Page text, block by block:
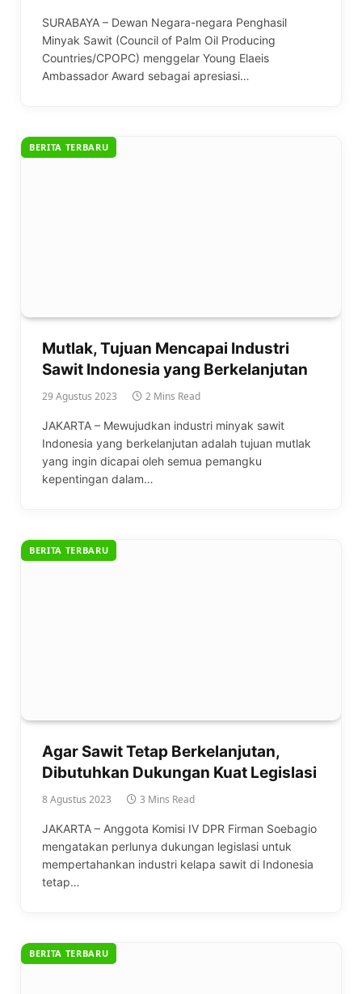
SURABAYA – Dewan Negara-negara Penghasil
Minyak Sawit (Council of Palm Oil Producing
Countries/CPOPC) menggelar Young Elaeis
Ambassador Award sebagai apresiasi…
BERITA TERBARU
Mutlak, Tujuan Mencapai Industri
Sawit Indonesia yang Berkelanjutan
29 Agustus 2023 2 Mins Read
JAKARTA – Mewujudkan industri minyak sawit
Indonesia yang berkelanjutan adalah tujuan mutlak
yang ingin dicapai oleh semua pemangku
kepentingan dalam…
BERITA TERBARU
Agar Sawit Tetap Berkelanjutan,
Dibutuhkan Dukungan Kuat Legislasi
8 Agustus 2023 3 Mins Read
JAKARTA – Anggota Komisi IV DPR Firman Soebagio
mengatakan perlunya dukungan legislasi untuk
mempertahankan industri kelapa sawit di Indonesia
tetap…
BERITA TERBARU